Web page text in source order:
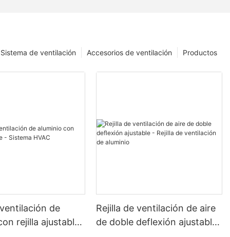
Productos
Accesorios de ventilación
Sistema de ventilación
de
rejilla ajustable
Rejilla de ventilación de aire
de doble deflexión ajustable